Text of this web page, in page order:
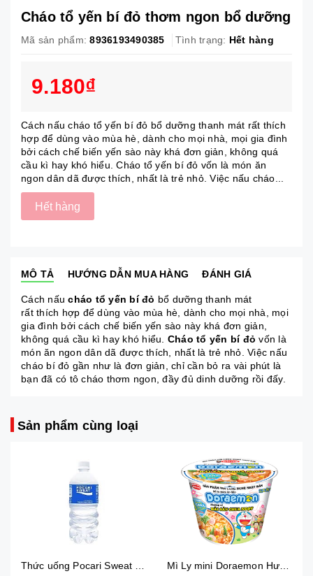
Cháo tổ yến bí đỏ thơm ngon bổ dưỡng
Mã sản phẩm: 8936193490385 Tình trạng: Hết hàng
9.180₫
Cách nấu cháo tổ yến bí đỏ bổ dưỡng thanh mát rất thích
hợp để dùng vào mùa hè, dành cho mọi nhà, mọi gia đình
bởi cách chế biến yến sào này khá đơn giản, không quá
cầu kì hay khó hiểu. Cháo tổ yến bí đỏ vốn là món ăn
ngon dân dã được thích, nhất là trẻ nhỏ. Việc nấu cháo...
Hết hàng
MÔ TẢ HƯỚNG DẪN MUA HÀNG ĐÁNH GIÁ
Cách nấucháo tổ yến bí đỏ bổ dưỡng thanh mát
rất thích hợp để dùng vào mùa hè, dành cho mọi nhà, mọi
gia đình bởi cách chế biến yến sào này khá đơn giản,
không quá cầu kì hay khó hiểu.
Cháo tổ yến bí đỏ vốn là
món ăn ngon dân dã được thích, nhất là trẻ nhỏ. Việc nấu
cháo bí đỏ gần như là đơn giản, chỉ cần bỏ ra vài phút là
bạn đã có tô cháo thơm ngon, đầy đủ dinh dưỡng rồi đấy.
Sản phẩm cùng loại